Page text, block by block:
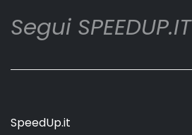
Segui SPEEDUP.IT
SpeedUp.it